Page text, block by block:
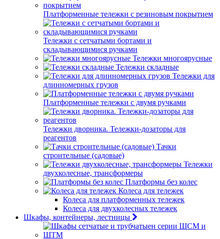
Платформенные тележки с резиновым покрытием
Тележки с сетчатыми бортами и
складывающимися ручками
Тележки многоярусные
Тележки складные
Тележки для
длинномерных грузов
Платформенные тележки с двумя ручками
Тележки дворника. Тележки-дозаторы для
реагентов
Тачки
строительные (садовые)
Тележки
двухколесные, трансформеры
Платформы без колес
Колеса для тележек
Колеса для платформенных тележек
Колеса для двухколесных тележек
Шкафы, контейнеры, лестницы